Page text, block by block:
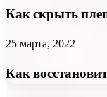
Как скрыть
25 марта, 2022
Как